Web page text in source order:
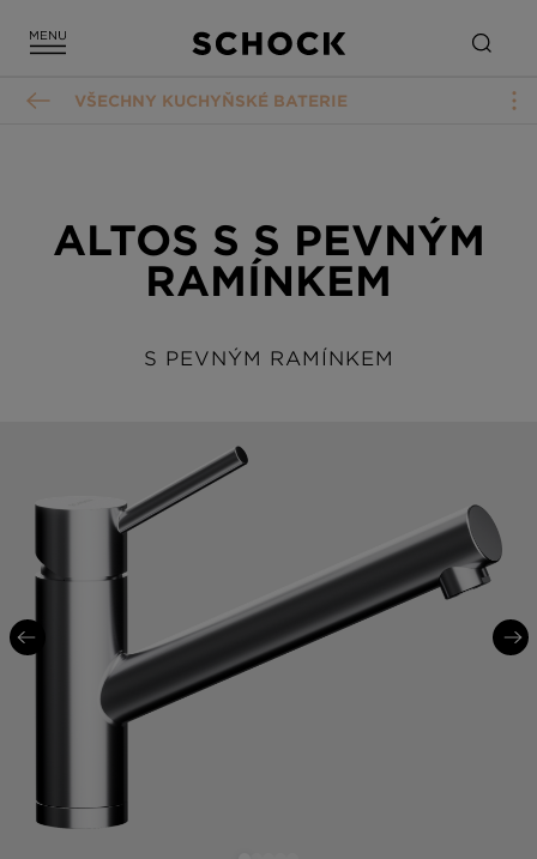
VŠECHNY KUCHYŇSKÉ BATERIE
ALTOS S S PEVNÝM
RAMÍNKEM
S PEVNÝM RAMÍNKEM